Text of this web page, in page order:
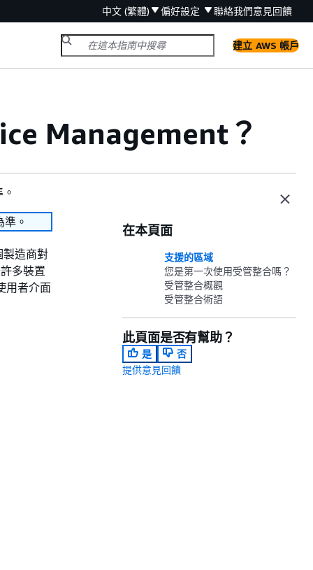
中文 (繁體) 偏好設定 聯絡我們意見回饋
建立 AWS 帳戶
Management？
。
製造商對
多裝置
用者介面
在本頁面
支援的區域
您是第一次使用受管整合嗎？
受管整合概觀
受管整合術語
此頁面是否有幫助？
是
否
提供意見回饋